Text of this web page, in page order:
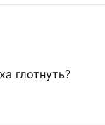
глотнуть?